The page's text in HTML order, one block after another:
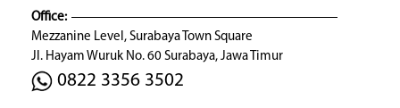
Office:
Mezzanine Level, Surabaya Town Square
Jl. Hayam Wuruk No. 60 Surabaya, Jawa Timur
0822 3356 3502